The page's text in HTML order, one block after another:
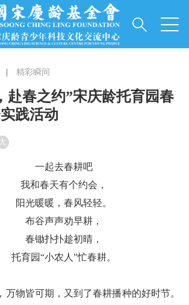
精彩瞬间
赴春之约”宋庆龄托育园春
践活动
一起去春耕吧
我和春天有个约会，
阳光暖暖，春风轻轻。
布谷声声劝早耕，
春锄扑扑趁初晴，
托育园“小农人”忙春耕。
万物皆可期，又到了春耕播种的好时节。